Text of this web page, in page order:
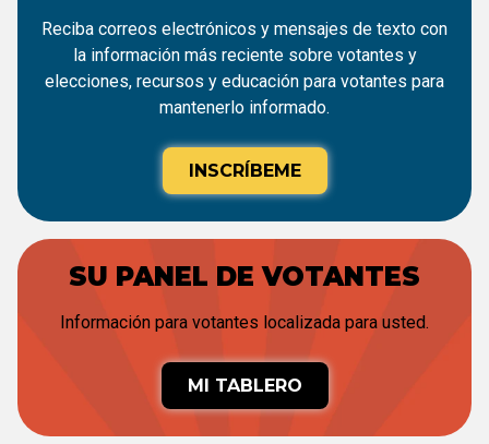
Reciba correos electrónicos y mensajes de texto con
la información más reciente sobre votantes y
elecciones, recursos y educación para votantes para
mantenerlo informado.
INSCRÍBEME
SU PANEL DE VOTANTES
Información para votantes localizada para usted.
MI TABLERO